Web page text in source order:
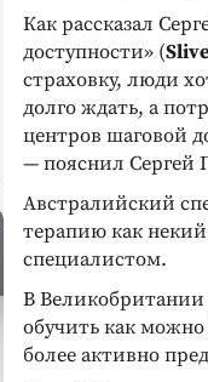
Как рассказал
доступности» (
страховку, люди
долго ждать, а
центров шаговой
— пояснил Сергей
Австралийский
терапию как
специалистом.
В Великобритании
обучить как
более активно